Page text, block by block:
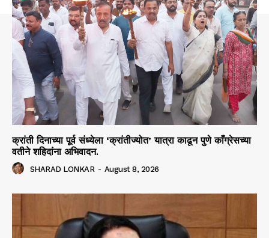
क्रांती दिनाच्या पूर्व संध्येला ‘क्रांतीज्योत’ यात्रा काढून पुणे काँग्रेसच्या
वतीने शहिदांना अभिवादन.
SHARAD LONKAR - August 8, 2026